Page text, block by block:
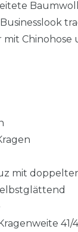
Chinohose
mit
41/